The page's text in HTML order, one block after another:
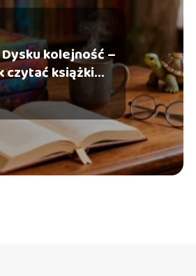
kolejność –
czytać książki
Pratchetta?